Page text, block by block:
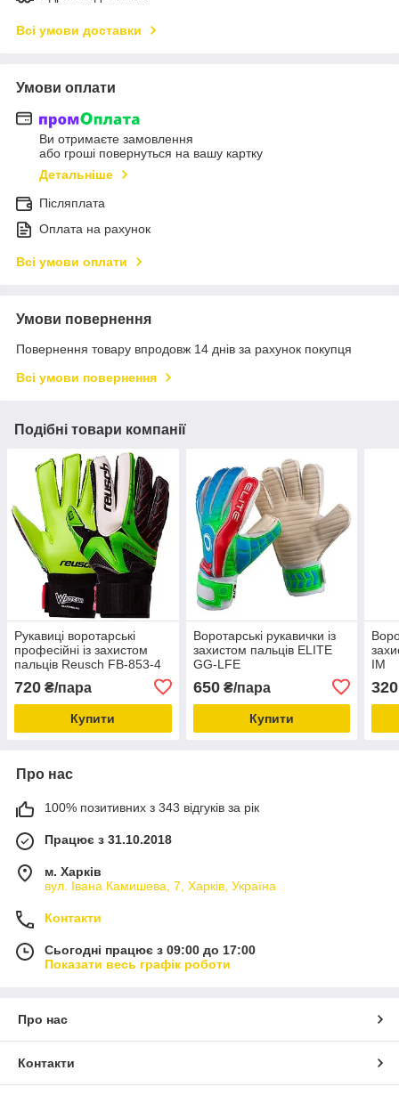
Всі умови доставки
Умови оплати
Ви отримаєте замовлення
або гроші повернуться на вашу картку
Детальніше
Післяплата
Оплата на рахунок
Всі умови оплати
Умови повернення
Повернення товару впродовж 14 днів за рахунок покупця
Всі умови повернення
Подібні товари компанії
Рукавиці воротарські
професійні із захистом
пальців Reusch FB-853-4
720 ₴/пара
Купити
Воротарські рукавички із
захистом пальців ELITE
GG-LFE
650₴/пара
Купити
IM
320
Про нас
100% позитивних з 343 відгуків за рік
Працює з 31.10.2018
м. Харків
вул. Івана Камишева, 7, Харків, Україна
Контакти
Сьогодні працює з 09:00 до 17:00
Показати весь графік роботи
Про нас
Контакти